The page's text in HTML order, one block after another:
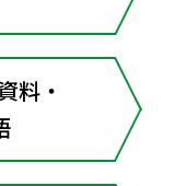
料・